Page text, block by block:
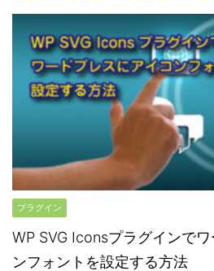
プラグイン
WP SVG Iconsプラグインで
ンフォントを設定する方法